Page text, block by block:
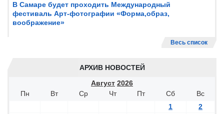
В Самаре будет проходить Международный
фестиваль Арт-фотографии «Форма,образ,
воображение»
Весь список
АРХИВ НОВОСТЕЙ
Август 2026
Пн
Вт Ср Чт Пт Сб
Вс
1
2